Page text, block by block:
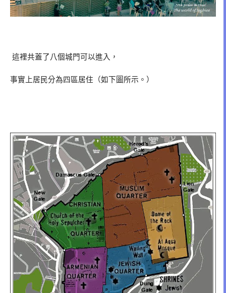
這裡共蓋了八個城門可以進入，
事實上居民分為四區居住（如下圖所示。）